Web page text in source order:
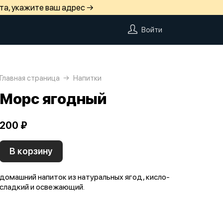
укажите ваш адрес →
Войти
Главная страница Напитки
Морс ягодный
200 ₽
В корзину
домашний напиток из натуральных ягод, кисло-
сладкий и освежающий.